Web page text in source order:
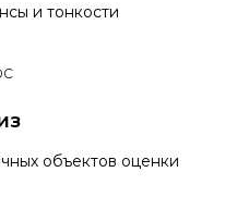
и тонкости
объектов оценки